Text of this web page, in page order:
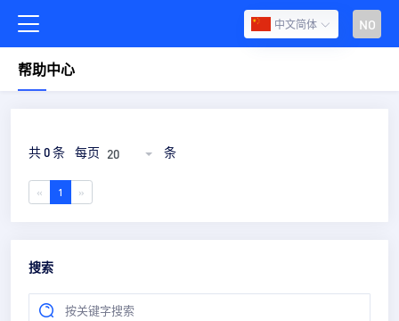
中文简体 NO
帮助中心
共 0 条 每页 20 条
« 1 »
搜索